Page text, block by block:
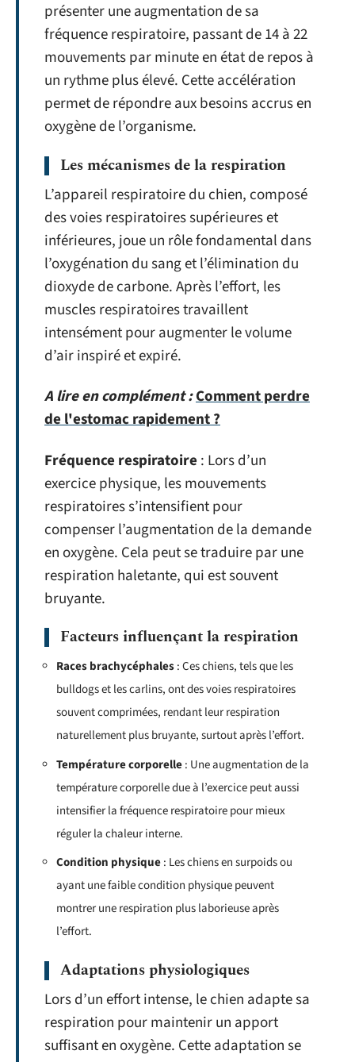
présenter une augmentation de sa
fréquence respiratoire, passant de 14 à 22
mouvements par minute en état de repos à
un rythme plus élevé. Cette accélération
permet de répondre aux besoins accrus en
oxygène de l’organisme.
Les mécanismes de la respiration
L’appareil respiratoire du chien, composé
des voies respiratoires supérieures et
inférieures, joue un rôle fondamental dans
l’oxygénation du sang et l’élimination du
dioxyde de carbone. Après l’effort, les
muscles respiratoires travaillent
intensément pour augmenter le volume
d’air inspiré et expiré.
A lire en complément :Comment perdre
de l'estomac rapidement ?
Fréquence respiratoire : Lors d’un
exercice physique, les mouvements
respiratoires s’intensifient pour
compenser l’augmentation de la demande
en oxygène. Cela peut se traduire par une
respiration haletante, qui est souvent
bruyante.
Facteurs influençant la respiration
Races brachycéphales: Ces chiens, tels que les
bulldogs et les carlins, ont des voies respiratoires
souvent comprimées, rendant leur respiration
naturellement plus bruyante, surtout après l’effort.
Température corporelle: Une augmentation de la
température corporelle due à l’exercice peut aussi
intensifier la fréquence respiratoire pour mieux
réguler la chaleur interne.
Condition physique: Les chiens en surpoids ou
ayant une faible condition physique peuvent
montrer une respiration plus laborieuse après
l’effort.
Adaptations physiologiques
Lors d’un effort intense, le chien adapte sa
respiration pour maintenir un apport
suffisant en oxygène. Cette adaptation se